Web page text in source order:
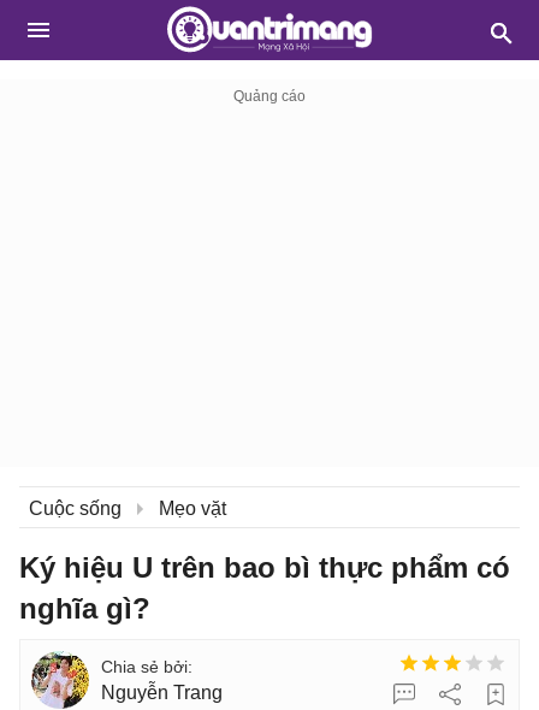
Cuộc sống Mẹo vặt
Ký hiệu U trên bao bì thực phẩm có
nghĩa gì?
Nguyễn Trang